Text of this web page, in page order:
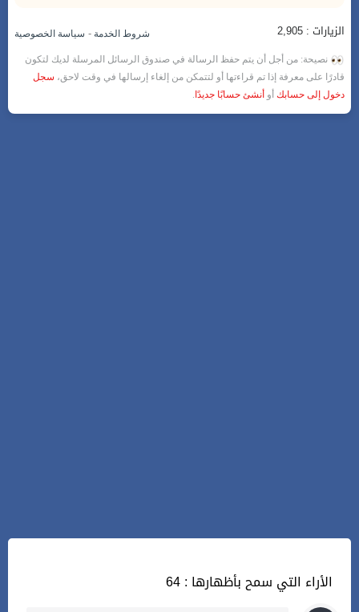
الزيارات : 2,905 شروط الخدمة - سياسة الخصوصية
نصيحة: من أجل أن يتم حفظ الرسالة في صندوق الرسائل المرسلة لديك لتكون
قادرًا على معرفة إذا تم قراءتها أو لتتمكن من إلغاء إرسالها في وقت لاحق، سجل
دخول إلى حسابك أو أنشئ حسابًا جديدًا .
64 : الأراء التي سمح بأظهارها